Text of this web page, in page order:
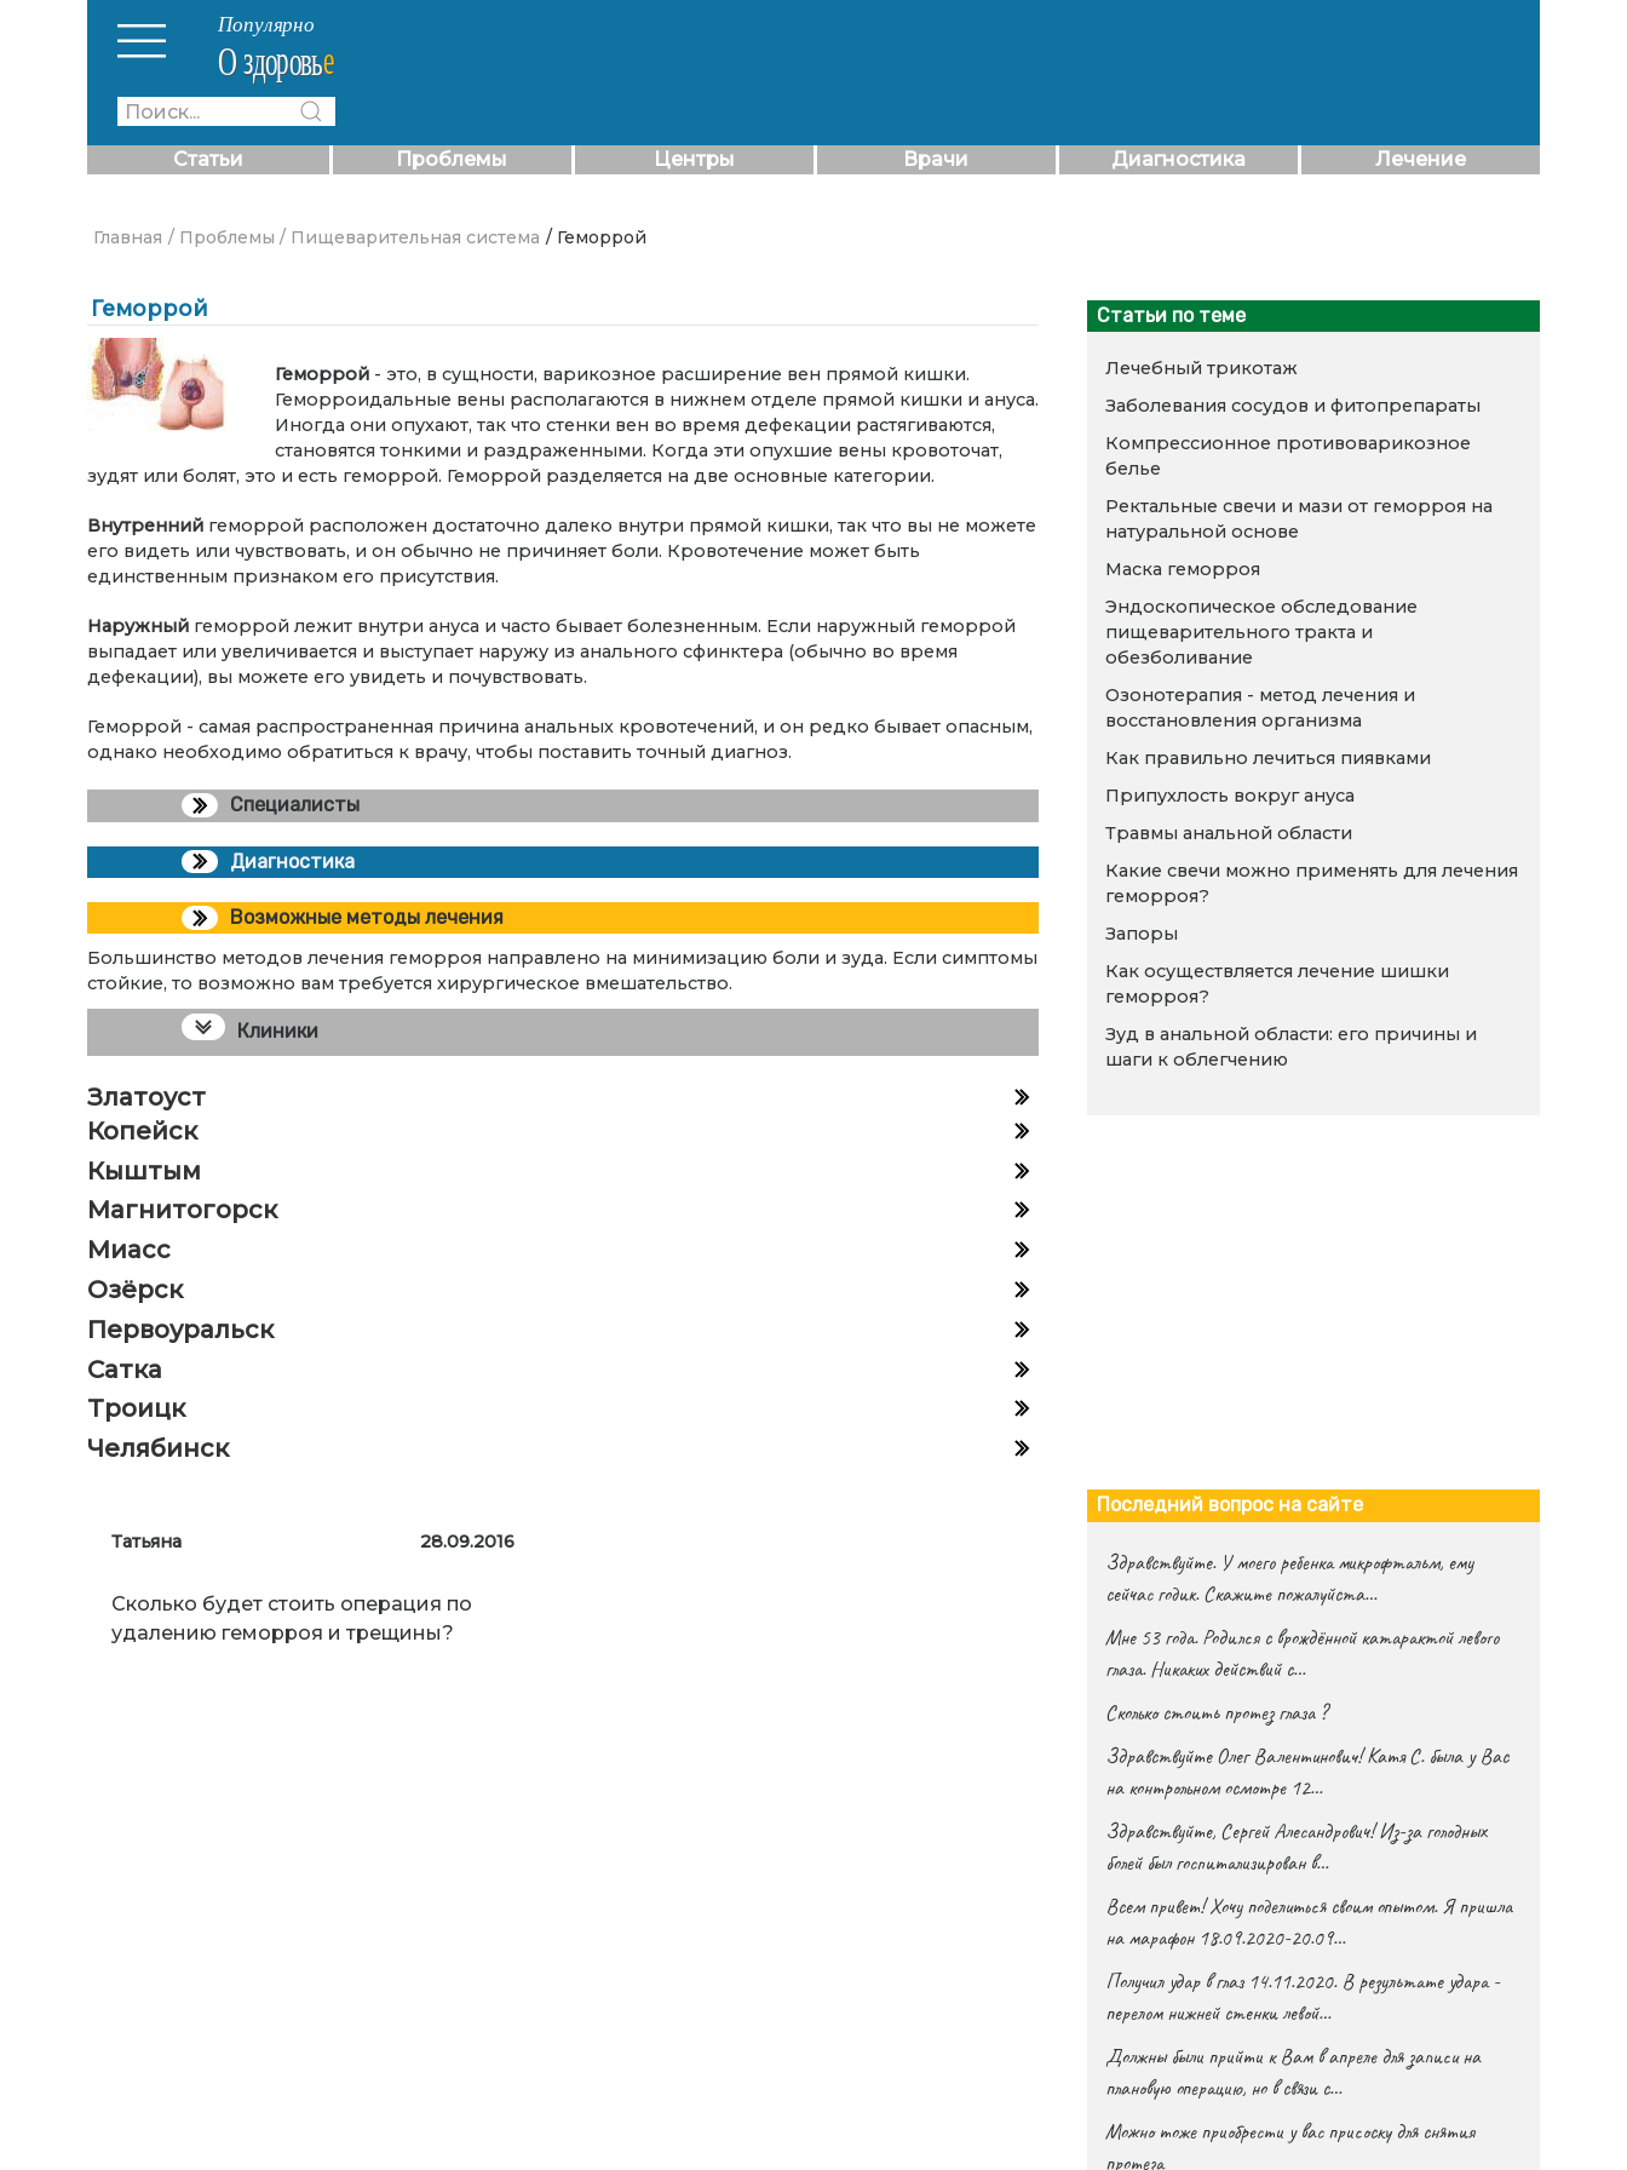
Статьи Проблемы Центры Врачи Диагностика Лечение
Главная / Проблемы / Пищеварительная система / Геморрой
Геморрой
Геморрой - это, в сущности, варикозное расширение вен прямой кишки.
Геморроидальные вены располагаются в нижнем отделе прямой кишки и ануса.
Иногда они опухают, так что стенки вен во время дефекации растягиваются,
становятся тонкими и раздраженными. Когда эти опухшие вены кровоточат,
зудят или болят, это и есть геморрой. Геморрой разделяется на две основные категории.
Внутренний геморрой расположен достаточно далеко внутри прямой кишки, так что вы не можете
его видеть или чувствовать, и он обычно не причиняет боли. Кровотечение может быть
единственным признаком его присутствия.
Наружный геморрой лежит внутри ануса и часто бывает болезненным. Если наружный геморрой
выпадает или увеличивается и выступает наружу из анального сфинктера (обычно во время
дефекации), вы можете его увидеть и почувствовать.
Геморрой - самая распространенная причина анальных кровотечений, и он редко бывает опасным,
однако необходимо обратиться к врачу, чтобы поставить точный диагноз.
Специалисты
Диагностика
Возможные методы лечения
Большинство методов лечения геморроя направлено на минимизацию боли и зуда. Если симптомы
стойкие, то возможно вам требуется хирургическое вмешательство.
Клиники
Златоуст
Копейск
Кыштым
Магнитогорск
Миасс
Озёрск
Первоуральск
Сатка
Троицк
Челябинск
Статьи по теме
Лечебный трикотаж
Заболевания сосудов и фитопрепараты
Компрессионное противоварикозное
белье
Ректальные свечи и мази от геморроя на
натуральной основе
Маска геморроя
Эндоскопическое обследование
пищеварительного тракта и
обезболивание
Озонотерапия - метод лечения и
восстановления организма
Как правильно лечиться пиявками
Припухлость вокруг ануса
Травмы анальной области
Какие свечи можно применять для лечения
геморроя?
Запоры
Как осуществляется лечение шишки
геморроя?
Зуд в анальной области: его причины и
шаги к облегчению
Татьяна 28.09.2016
Сколько будет стоить операция по
удалению геморроя и трещины?
Последний вопрос на сайте
Здравствуйте. У моего ребенка микрофтальм, ему
сейчас годик. Скажите пожалуйста…
Мне 53 года. Родился с врождённой катарактой левого
глаза. Никаких действий с…
Сколько стоить протез глаза ?
Здравствуйте Олег Валентинович! Катя С. была у Вас
на контрольном осмотре 12…
Здравствуйте, Сергей Алесандрович! Из-за голодных
болей был госпитализирован в…
Всем привет! Хочу поделиться своим опытом. Я пришла
на марафон 18.09.2020-20.09…
Получил удар в глаз 14.11.2020. В результате удара -
перелом нижней стенки левой…
Должны были прийти к Вам в апреле для записи на
плановую операцию, но в связи с…
Можно тоже приобрести у вас присоску для снятия
протеза